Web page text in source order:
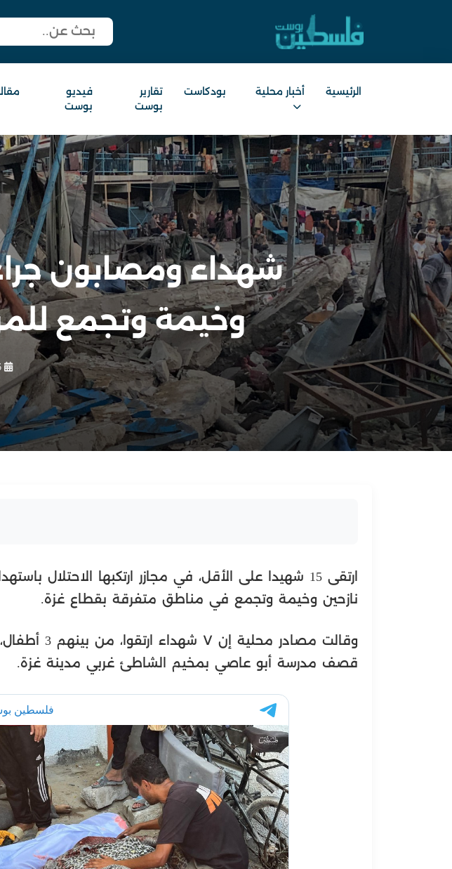
الرئيسية أخبار محلية بودكاست
تقارير
بوست
فيديو
بوست
شهداء ومصابون
وخيمة وتجمع
ارتقى 15 شهيدا على الأقل، في مجازر ارتكبها الاحتلال
نازحين وخيمة وتجمع في مناطق متفرقة بقطاع غزة.
وقالت مصادر
قصف مدرسة أبو عاصي بمخيم الشاطئ غربي مدينة غزة.